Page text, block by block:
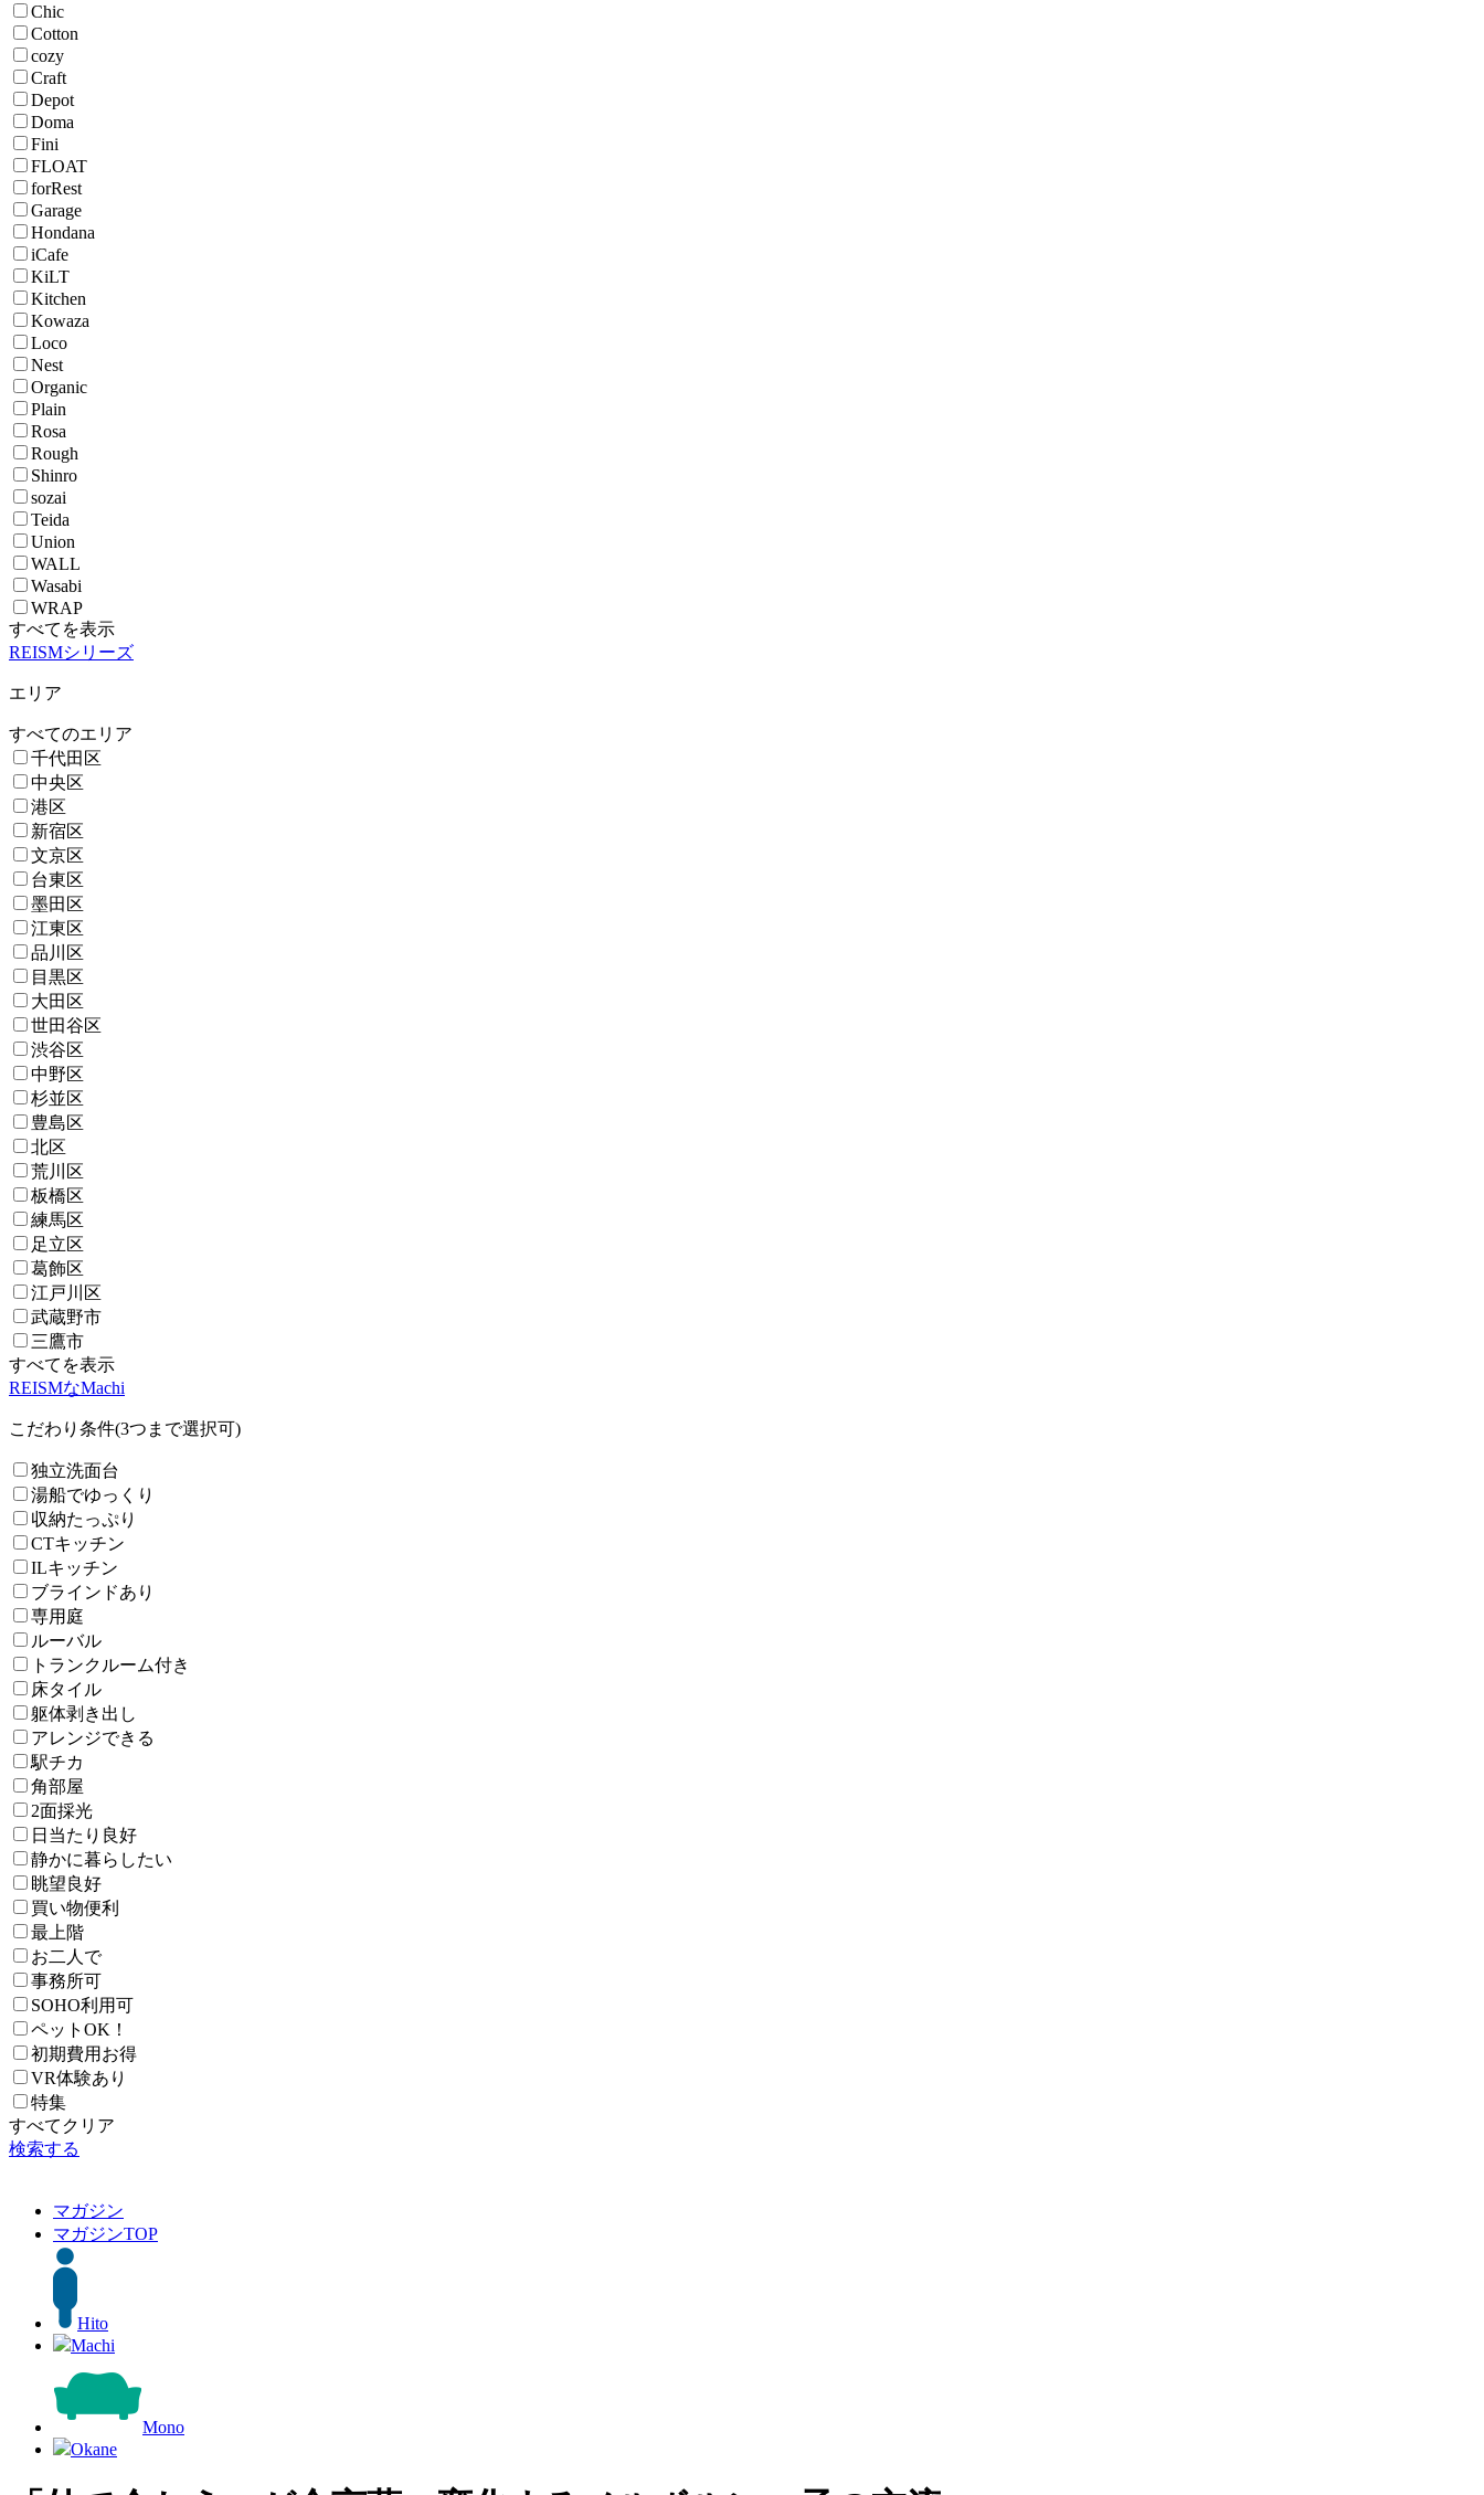
Chic
Cotton
cozy
Craft
Depot
Doma
Fini
FLOAT
forRest
Garage
Hondana
iCafe
KiLT
Kitchen
Kowaza
Loco
Nest
Organic
Plain
Rosa
Rough
Shinro
sozai
Teida
Union
WALL
Wasabi
WRAP
すべてを表示
REISMシリーズ
エリア
すべてのエリア
千代田区
中央区
港区
新宿区
文京区
台東区
墨田区
江東区
品川区
目黒区
大田区
世田谷区
渋谷区
中野区
杉並区
豊島区
北区
荒川区
板橋区
練馬区
足立区
葛飾区
江戸川区
武蔵野市
三鷹市
すべてを表示
REISMなMachi
こだわり条件(3つまで選択可)
独立洗面台
湯船でゆっくり
収納たっぷり
CTキッチン
ILキッチン
ブラインドあり
専用庭
ルーバル
トランクルーム付き
床タイル
躯体剥き出し
アレンジできる
駅チカ
角部屋
2面採光
日当たり良好
静かに暮らしたい
眺望良好
買い物便利
最上階
お二人で
事務所可
SOHO利用可
ペットOK！
初期費用お得
VR体験あり
特集
すべてクリア
検索する
マガジン
マガジンTOP
Hito
Machi
Mono
Okane